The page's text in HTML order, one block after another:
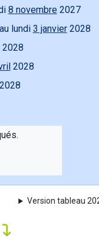
8 novembre 2027
lundi 3 janvier2028
2028
2028
Version tableau